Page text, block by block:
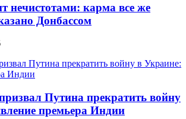
нечистотами: карма все же
Донбассом
Путина прекратить войну
премьера Индии